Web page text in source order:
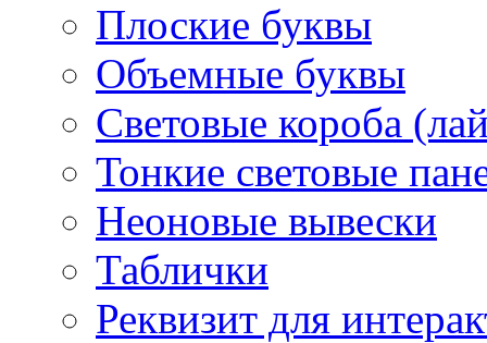
Плоские буквы
Объемные буквы
Световые короба
Тонкие световые
Неоновые вывески
Таблички
Реквизит для